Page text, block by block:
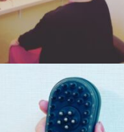
hinatabokko_hair